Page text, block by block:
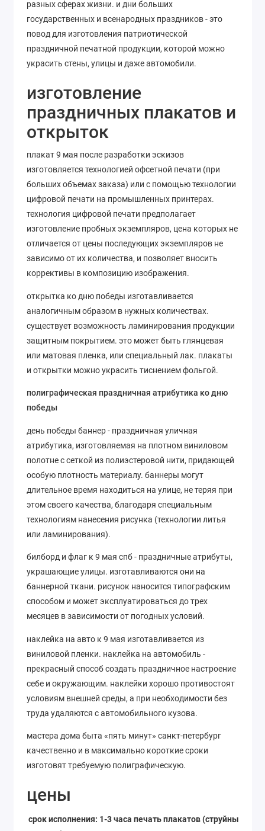
разных сферах жизни. и дни больших
государственных и всенародных праздников - это
повод для изготовления патриотической
праздничной печатной продукции, которой можно
украсить стены, улицы и даже автомобили.
изготовление
праздничных плакатов и
открыток
плакат 9 мая после разработки эскизов
изготовляется технологией офсетной печати (при
больших объемах заказа) или с помощью технологии
цифровой печати на промышленных принтерах.
технология цифровой печати предполагает
изготовление пробных экземпляров, цена которых не
отличается от цены последующих экземпляров не
зависимо от их количества, и позволяет вносить
коррективы в композицию изображения.
открытка ко дню победы изготавливается
аналогичным образом в нужных количествах.
существует возможность ламинирования продукции
защитным покрытием. это может быть глянцевая
или матовая пленка, или специальный лак. плакаты
и открытки можно украсить тиснением фольгой.
полиграфическая праздничная атрибутика ко дню
победы
день победы баннер - праздничная уличная
атрибутика, изготовляемая на плотном виниловом
полотне с сеткой из полиэстеровой нити, придающей
особую плотность материалу. баннеры могут
длительное время находиться на улице, не теряя при
этом своего качества, благодаря специальным
технологиям нанесения рисунка (технологии литья
или ламинирования).
билборд и флаг к 9 мая спб - праздничные атрибуты,
украшающие улицы. изготавливаются они на
баннерной ткани. рисунок наносится типографским
способом и может эксплуатироваться до трех
месяцев в зависимости от погодных условий.
наклейка на авто к 9 мая изготавливается из
виниловой пленки. наклейка на автомобиль -
прекрасный способ создать праздничное настроение
себе и окружающим. наклейки хорошо противостоят
условиям внешней среды, а при необходимости без
труда удаляются с автомобильного кузова.
мастера дома быта «пять минут» санкт-петербург
качественно и в максимально короткие сроки
изготовят требуемую полиграфическую.
цены
срок исполнения: 1-3 часа печать плакатов (струйный